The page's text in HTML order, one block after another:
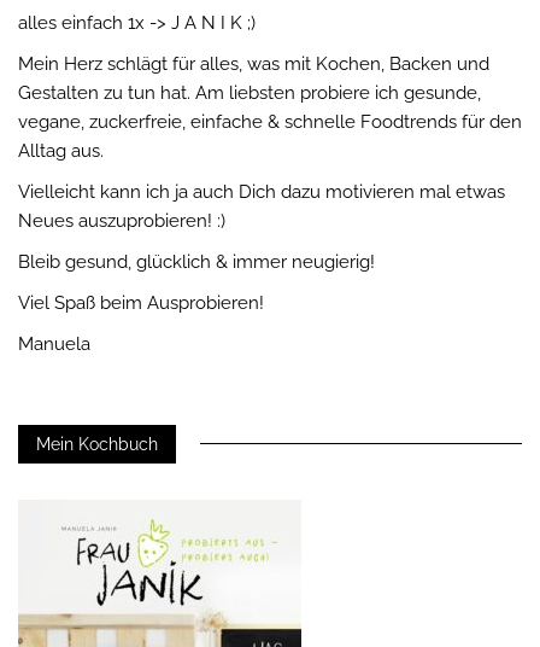
alles einfach 1x -> J A N I K ;)
Mein Herz schlägt für alles, was mit Kochen, Backen und
Gestalten zu tun hat. Am liebsten probiere ich gesunde,
vegane, zuckerfreie, einfache & schnelle Foodtrends für den
Alltag aus.
Vielleicht kann ich ja auch Dich dazu motivieren mal etwas
Neues auszuprobieren! :)
Bleib gesund, glücklich & immer neugierig!
Viel Spaß beim Ausprobieren!
Manuela
Mein Kochbuch